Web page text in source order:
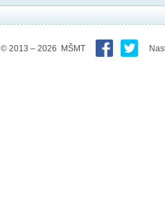
© 2013 – 2026 MŠMT